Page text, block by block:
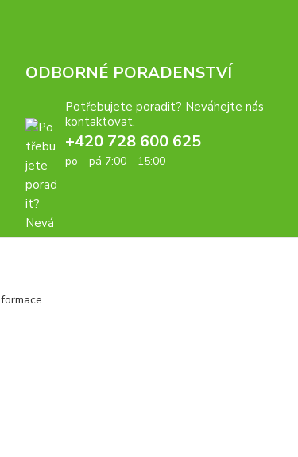
ODBORNÉ PORADENSTVÍ
Potřebujete poradit? Neváhejte nás
kontaktovat.
+420 728 600 625
po - pá 7:00 - 15:00